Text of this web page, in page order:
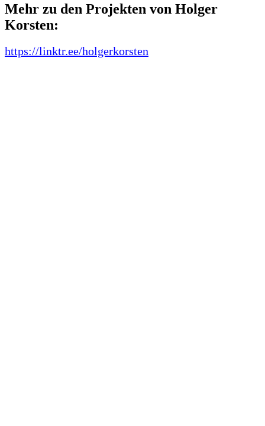
Mehr zu den Projekten von Holger
Korsten:
https://linktr.ee/holgerkorsten